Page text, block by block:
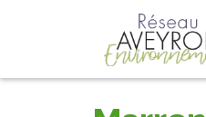
Navigation